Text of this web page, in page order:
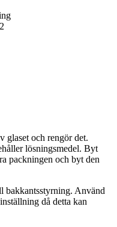
glaset och rengör det.
lösningsmedel. Byt
packningen och byt den
bakkantsstyrning. Använd
då detta kan